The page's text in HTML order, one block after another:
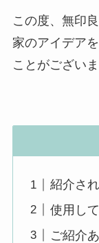
この度、無印
家のアイデア
ことがございま
紹介さ
使用し
ご紹介